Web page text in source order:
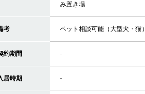
み置き場
考 ペット相談可能（大型犬・猫）
約期間 -
居時期 -